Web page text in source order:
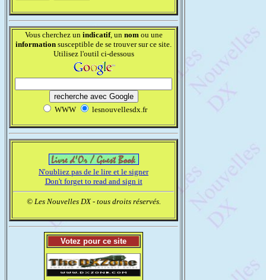
Vous cherchez un indicatif, un nomou une
information susceptible de se trouver sur ce site.
Utilisez l'outil ci-dessous
WWW lesnouvellesdx.fr
N'oubliez pas de le lire et le signer
Don't forget to read and sign it
© Les Nouvelles DX - tous droits réservés.
Votez pour ce site